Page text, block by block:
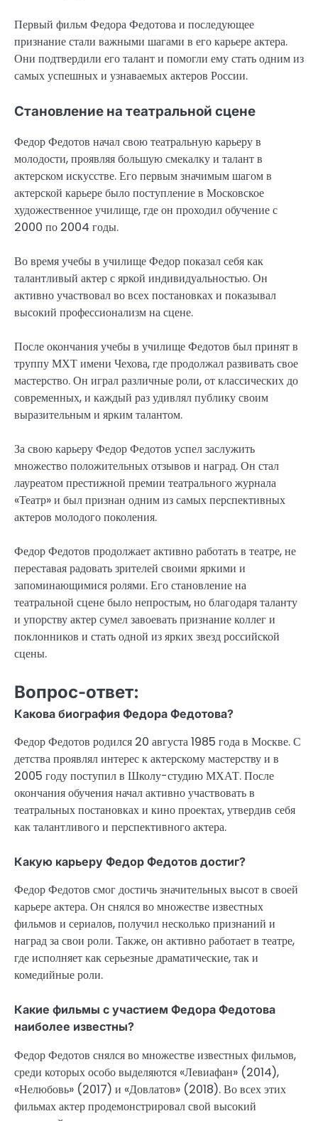
Первый фильм Федора Федотова и последующее
признание стали важными шагами в его карьере актера.
Они подтвердили его талант и помогли ему стать одним из
самых успешных и узнаваемых актеров России.
Становление на театральной сцене
Федор Федотов начал свою театральную карьеру в
молодости, проявляя большую смекалку и талант в
актерском искусстве. Его первым значимым шагом в
актерской карьере было поступление в Московское
художественное училище, где он проходил обучение с
2000 по 2004 годы.
Во время учебы в училище Федор показал себя как
талантливый актер с яркой индивидуальностью. Он
активно участвовал во всех постановках и показывал
высокий профессионализм на сцене.
После окончания учебы в училище Федотов был принят в
труппу МХТ имени Чехова, где продолжал развивать свое
мастерство. Он играл различные роли, от классических до
современных, и каждый раз удивлял публику своим
выразительным и ярким талантом.
За свою карьеру Федор Федотов успел заслужить
множество положительных отзывов и наград. Он стал
лауреатом престижной премии театрального журнала
«Театр» и был признан одним из самых перспективных
актеров молодого поколения.
Федор Федотов продолжает активно работать в театре, не
переставая радовать зрителей своими яркими и
запоминающимися ролями. Его становление на
театральной сцене было непростым, но благодаря таланту
и упорству актер сумел завоевать признание коллег и
поклонников и стать одной из ярких звезд российской
сцены.
Вопрос-ответ:
Какова биография Федора Федотова?
Федор Федотов родился 20 августа 1985 года в Москве. С
детства проявлял интерес к актерскому мастерству и в
2005 году поступил в Школу-студию МХАТ. После
окончания обучения начал активно участвовать в
театральных постановках и кино проектах, утвердив себя
как талантливого и перспективного актера.
Какую карьеру Федор Федотов достиг?
Федор Федотов смог достичь значительных высот в своей
карьере актера. Он снялся во множестве известных
фильмов и сериалов, получил несколько признаний и
наград за свои роли. Также, он активно работает в театре,
где исполняет как серьезные драматические, так и
комедийные роли.
Какие фильмы с участием Федора Федотова
наиболее известны?
Федор Федотов снялся во множестве известных фильмов,
среди которых особо выделяются «Левиафан» (2014),
«Нелюбовь» (2017) и «Довлатов» (2018). Во всех этих
фильмах актер продемонстрировал свой высокий